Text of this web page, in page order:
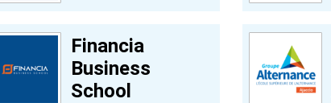
Financia
Business
School